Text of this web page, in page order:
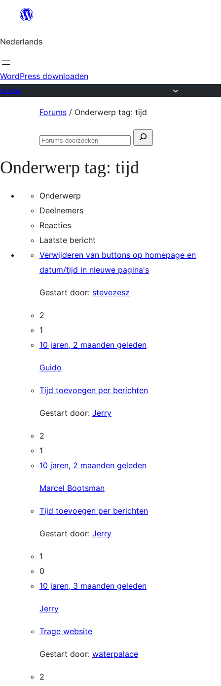
de
inhoud
Nederlands
WordPress downloaden
Forums / Onderwerp tag: tijd
Zoeken
Forums
Onderwerp tag: tijd
Onderwerp
Deelnemers
Reacties
Laatste bericht
Verwijderen van buttons op homepage en
datum/tijd in nieuwe pagina's
Gestart door: stevezesz
2
1
10 jaren, 2 maanden geleden
Guido
Tijd toevoegen per berichten
Gestart door: Jerry
2
1
10 jaren, 2 maanden geleden
Marcel Bootsman
Tijd toevoegen per berichten
Gestart door: Jerry
1
0
10 jaren, 3 maanden geleden
Jerry
Trage website
Gestart door: waterpalace
2